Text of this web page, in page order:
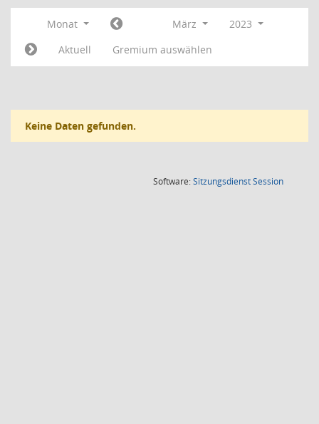
Monat März
2023
Aktuell
Gremium auswählen
Keine Daten gefunden.
Software:SitzungsdienstSession(Wird in